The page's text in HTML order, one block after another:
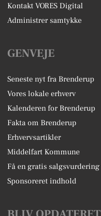
Kontakt VORES Digital
Administrer samtykke
GENVEJE
Seneste nyt fra Brenderup
Vores lokale erhverv
Kalenderen for Brenderup
Fakta om Brenderup
Erhvervsartikler
Middelfart Kommune
Få en gratis salgsvurdering
Sponsoreret indhold